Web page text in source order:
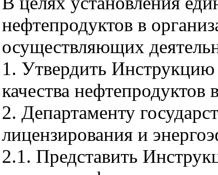
нефтепродуктов в
осуществляющих
1. Утвердить
качества нефтепродуктов
2. Департаменту
лицензирования и
2.1. Представить